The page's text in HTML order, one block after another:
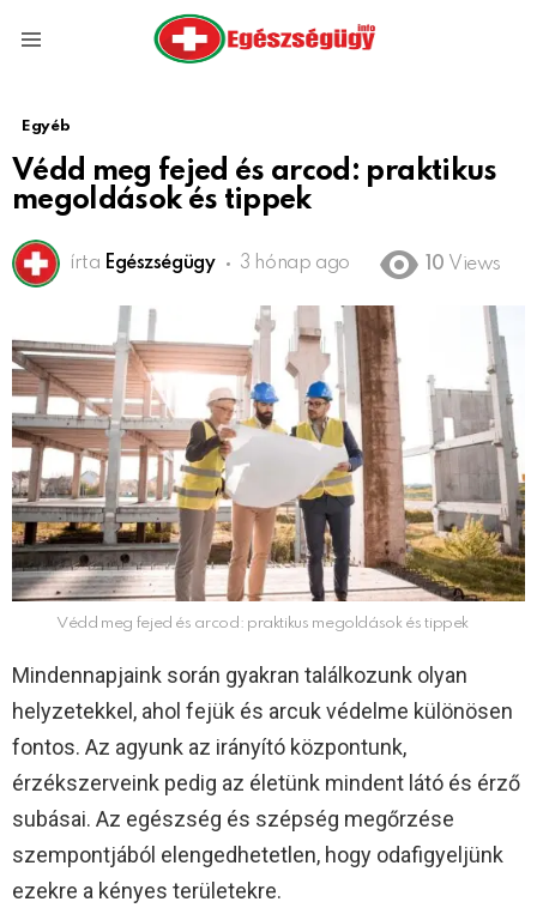
Egyéb
Védd meg fejed és arcod: praktikus
megoldások és tippek
írta Egészségügy 3 hónap ago 10 Views
Védd meg fejed és arcod: praktikus megoldások és tippek
Mindennapjaink során gyakran találkozunk olyan
helyzetekkel, ahol fejük és arcuk védelme különösen
fontos. Az agyunk az irányító központunk,
érzékszerveink pedig az életünk mindent látó és érző
subásai. Az egészség és szépség megőrzése
szempontjából elengedhetetlen, hogy odafigyeljünk
ezekre a kényes területekre.